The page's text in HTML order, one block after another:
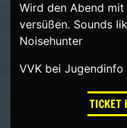
Wird den Abend
versüßen. Sounds
Noisehunter
VVK bei
TICKET